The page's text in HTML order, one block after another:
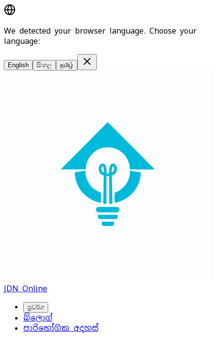
We detected your browser language. Choose your
language:
English සිංහල தமிழ்
JDN Online
ප්‍රවර්ග
බ්ලොග්
පාරිභෝගික අදහස්